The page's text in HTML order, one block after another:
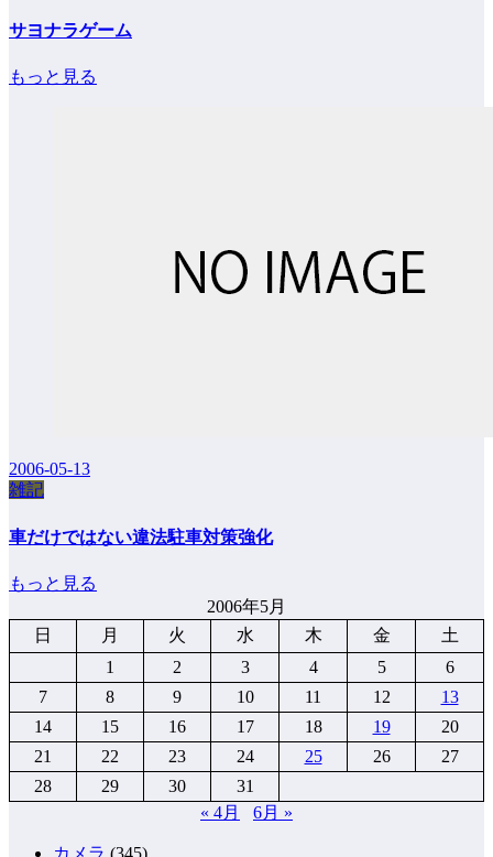
サヨナラゲーム
もっと見る
2006-05-13
雑記
車だけではない違法駐車対策強化
もっと見る
2006年5月
日
月 火 水 木 金
土
1
2 3 4 5
6
7
8 9 10 11 12
13
14
15 16 17 18 19
20
21
22 23 24 25 26
27
28
29 30
31
« 4月
6月 »
カメラ (345)